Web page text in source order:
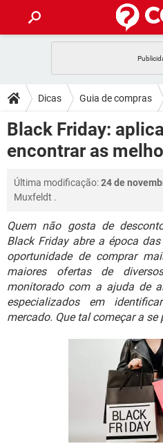
CELULAR
OUTLOOK
INSTAGRAM
DICAS
JOGOS
CELULAR
INSTAGRAM
DOWNLOADS
JOGOS
OUTLOOK
INSTAGRAM
GUIA DE COMPRAS
FÓRUM
JOGOS
OUTLOOK
INSTAGRAM
GUIA DE COMPRAS
GLOSSÁRIO
JOGOS
CELULAR
OUTLOOK
INSTAGRAM
GUIA DE COMPRAS
Dicas Guia de compras
Black Friday:
encontrar as
Última modificação:24 de
Muxfeldt .
Quem não gosta de
Black Friday abre a época
oportunidade de comprar
maiores ofertas de
monitorado com a ajuda de
especializados em
mercado. Que tal começar a se